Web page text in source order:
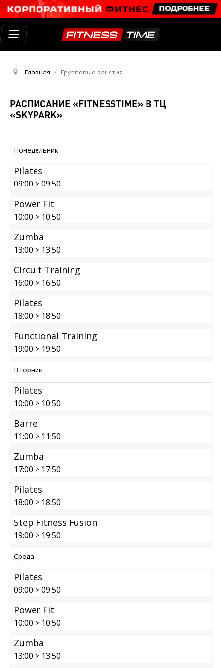
Главная / Групповые занятия
РАСПИСАНИЕ «FITNESSTIME» В ТЦ
«SKYPARK»
Понедельник
Pilates
09:00 >09:50
Power Fit
10:00 > 10:50
Zumba
13:00 > 13:50
Circuit Training
16:00 > 16:50
Pilates
18:00 > 18:50
Functional Training
19:00 > 19:50
Вторник
Pilates
10:00 > 10:50
Barre
11:00 > 11:50
Zumba
17:00 > 17:50
Pilates
18:00 > 18:50
Step Fitness Fusion
19:00 > 19:50
Среда
Pilates
09:00 >09:50
Power Fit
10:00 > 10:50
Zumba
13:00 > 13:50